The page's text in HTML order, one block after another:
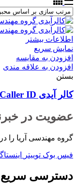
اطلاعات بیشتر
نمایش سریع
افزودن به مقایسه
افزودن به علاقه مندی
بستن
کالر آیدی Caller ID
عضویت در
گروه مهندسی آریا را
فیس بوک توییتر
دسترسی سریع